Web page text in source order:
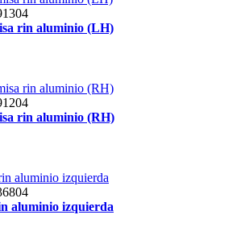
rin aluminio (LH)
rin aluminio (RH)
aluminio izquierda